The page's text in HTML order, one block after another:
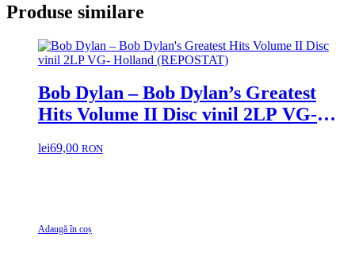
Produse similare
Bob Dylan – Bob Dylan’s Greatest
Hits Volume II Disc vinil 2LP VG-
lei69,00 RON
Adaugă în coș